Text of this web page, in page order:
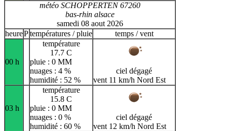
météo SCHOPPERTEN 67260
bas-rhin alsace
samedi 08 aout 2026
heurePtempératures / pluie temps / vent
00 h
température
17.7 C
pluie : 0 MM
nuages : 4 %
humidité : 52 %
ciel dégagé
vent 11 km/h Nord Est
03 h
température
15.8 C
pluie : 0 MM
nuages : 0 %
humidité : 60 %
ciel dégagé
vent 12 km/h Nord Est